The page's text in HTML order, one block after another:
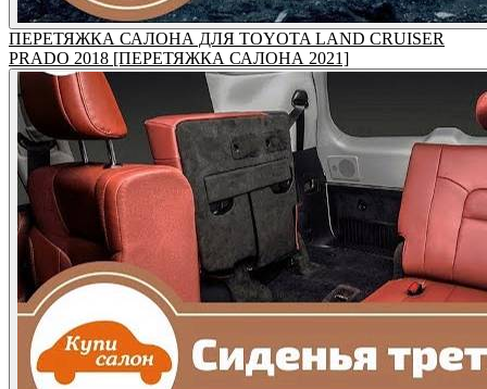
ПЕРЕТЯЖКА САЛОНА ДЛЯ TOYOTA LAND CRUISER
PRADO 2018 [ПЕРЕТЯЖКА САЛОНА 2021]